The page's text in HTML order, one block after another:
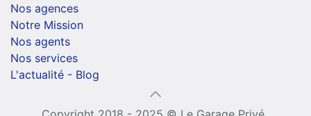
Nos agences
Notre Mission
Nos agents
Nos services
L'actualité - Blog